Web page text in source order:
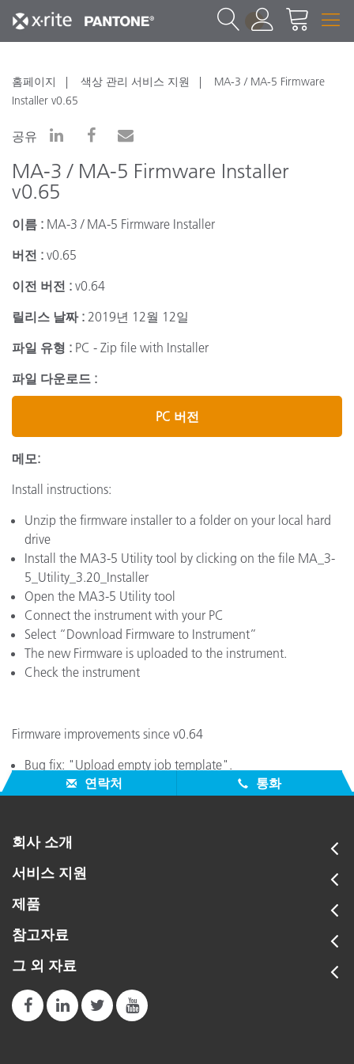
1
홈페이지 색상 관리 서비스 지원
MA-3 / MA-5 Firmware
Installer v0.65
공유
MA-3 / MA-5 Firmware Installer
v0.65
이름 : MA-3 / MA-5 Firmware Installer
버전 : v0.65
이전 버전 : v0.64
릴리스 날짜 : 2019년 12월 12일
파일 유형 : PC - Zip file with Installer
파일 다운로드 :
PC 버전
메모:
Install instructions:
Unzip the firmware installer to a folder on your local hard
drive
Install the MA3-5 Utility tool by clicking on the file MA_3-
5_Utility_3.20_Installer
Open the MA3-5 Utility tool
Connect the instrument with your PC
Select “Download Firmware to Instrument”
The new Firmware is uploaded to the instrument.
Check the instrument
Firmware improvements since v0.64
Bug fix: "Upload empty job template".
연락처
통화
회사 소개
서비스 지원
제품
참고자료
그 외 자료